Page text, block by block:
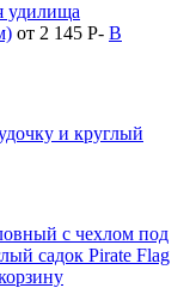
удилища
от 2 145 P- В
и круглый
с чехлом под
садок Pirate Flag